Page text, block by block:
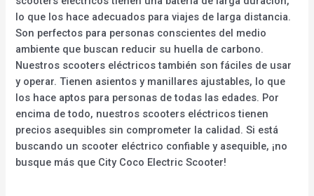
lo que los hace adecuados para viajes de larga distancia.
Son perfectos para personas conscientes del medio
ambiente que buscan reducir su huella de carbono.
Nuestros scooters eléctricos también son fáciles de usar
y operar. Tienen asientos y manillares ajustables, lo que
los hace aptos para personas de todas las edades. Por
encima de todo, nuestros scooters eléctricos tienen
precios asequibles sin comprometer la calidad. Si está
buscando un scooter eléctrico confiable y asequible, ¡no
busque más que City Coco Electric Scooter!